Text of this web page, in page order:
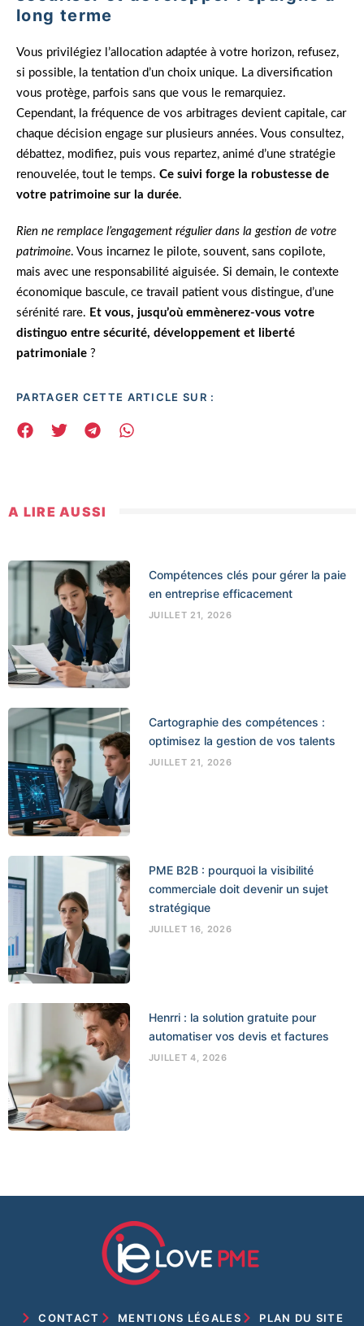
long terme
Vous privilégiez l’allocation adaptée à votre horizon, refusez,
si possible, la tentation d’un choix unique. La diversification
vous protège, parfois sans que vous le remarquiez.
Cependant, la fréquence de vos arbitrages devient capitale, car
chaque décision engage sur plusieurs années. Vous consultez,
débattez, modifiez, puis vous repartez, animé d’une stratégie
renouvelée, tout le temps. Ce suivi forge la robustesse de
votre patrimoine sur la durée.
Rien ne remplace l’engagement régulier dans la gestion de votre
patrimoine. Vous incarnez le pilote, souvent, sans copilote,
mais avec une responsabilité aiguisée. Si demain, le contexte
économique bascule, ce travail patient vous distingue, d’une
sérénité rare. Et vous, jusqu’où emmènerez-vous votre
distinguo entre sécurité, développement et liberté
patrimoniale ?
PARTAGER CETTE ARTICLE SUR :
A LIRE AUSSI
Compétences clés pour gérer la paie
en entreprise efficacement
JUILLET 21, 2026
Cartographie des compétences :
optimisez la gestion de vos talents
JUILLET 21, 2026
PME B2B : pourquoi la visibilité
commerciale doit devenir un sujet
stratégique
JUILLET 16, 2026
Henrri : la solution gratuite pour
automatiser vos devis et factures
JUILLET 4, 2026
CONTACT MENTIONS LÉGALES PLAN DU SITE